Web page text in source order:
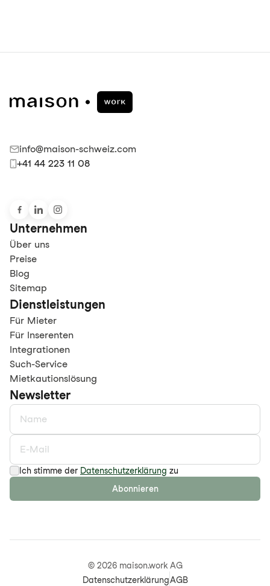
info@maison-schweiz.com
+41 44 223 11 08
Unternehmen
Über uns
Preise
Blog
Sitemap
Dienstleistungen
Für Mieter
Für Inserenten
Integrationen
Such-Service
Mietkautionslösung
Newsletter
Ich stimme der Datenschutzerklärung zu
Abonnieren
© 2026maison.work AG
DatenschutzerklärungAGB